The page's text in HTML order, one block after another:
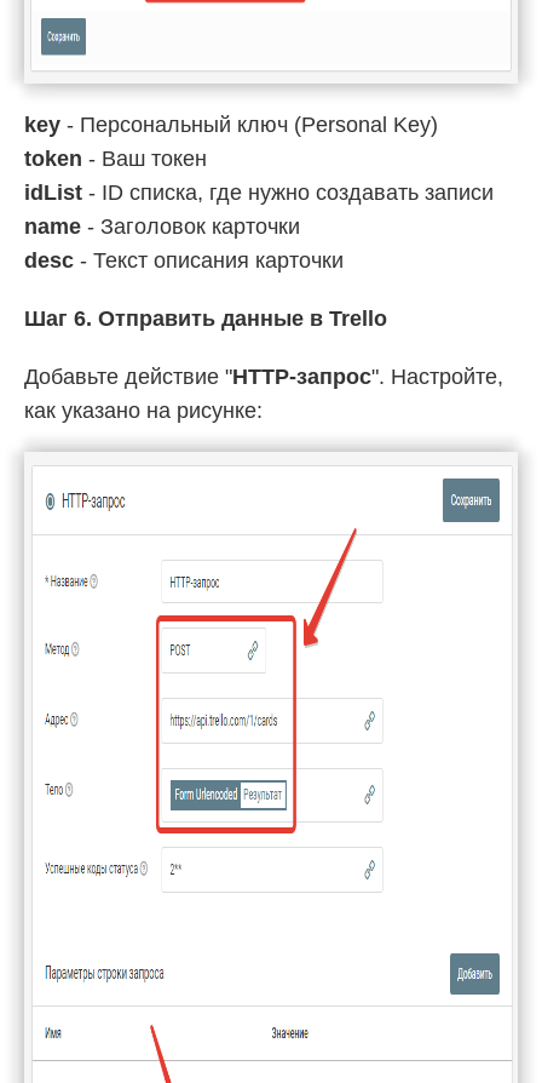
key - Персональный ключ (Personal Key)
token - Ваш токен
idList - ID списка, где нужно создавать записи
name - Заголовок карточки
desc - Текст описания карточки
Шаг 6. Отправить данные в Trello
Добавьте действие "HTTP-запрос". Настройте,
как указано на рисунке: